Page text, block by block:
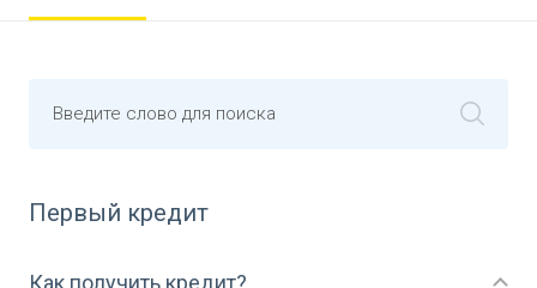
Введите слово для поиска
Первый кредит
Как получить кредит?